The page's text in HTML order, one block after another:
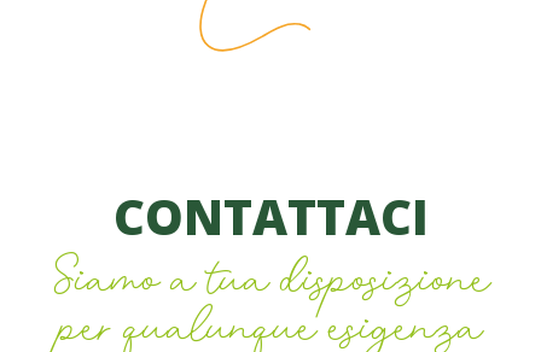
CONTATTACI
Siamo a tua disposizione
per qualunque esigenza